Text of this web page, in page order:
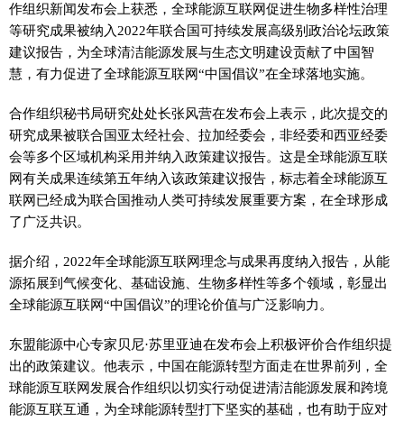
作组织新闻发布会上获悉，全球能源互联网促进生物多样性治理
等研究成果被纳入2022年联合国可持续发展高级别政治论坛政策
建议报告，为全球清洁能源发展与生态文明建设贡献了中国智
慧，有力促进了全球能源互联网“中国倡议”在全球落地实施。
合作组织秘书局研究处处长张风营在发布会上表示，此次提交的
研究成果被联合国亚太经社会、拉加经委会，非经委和西亚经委
会等多个区域机构采用并纳入政策建议报告。这是全球能源互联
网有关成果连续第五年纳入该政策建议报告，标志着全球能源互
联网已经成为联合国推动人类可持续发展重要方案，在全球形成
了广泛共识。
据介绍，2022年全球能源互联网理念与成果再度纳入报告，从能
源拓展到气候变化、基础设施、生物多样性等多个领域，彰显出
全球能源互联网“中国倡议”的理论价值与广泛影响力。
东盟能源中心专家贝尼·苏里亚迪在发布会上积极评价合作组织提
出的政策建议。他表示，中国在能源转型方面走在世界前列，全
球能源互联网发展合作组织以切实行动促进清洁能源发展和跨境
能源互联互通，为全球能源转型打下坚实的基础，也有助于应对